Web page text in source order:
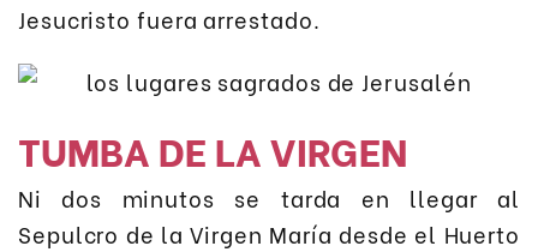
Jesucristo fuera arrestado.
TUMBA DE LA VIRGEN
Ni dos minutos se tarda en llegar al
Sepulcro de la Virgen María desde el Huerto